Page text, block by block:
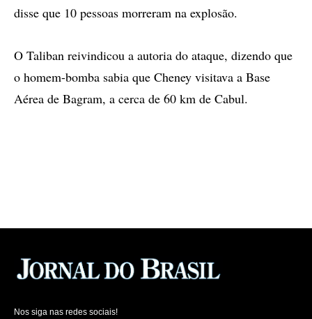
disse que 10 pessoas morreram na explosão.
O Taliban reivindicou a autoria do ataque, dizendo que
o homem-bomba sabia que Cheney visitava a Base
Aérea de Bagram, a cerca de 60 km de Cabul.
Nos siga nas redes sociais!